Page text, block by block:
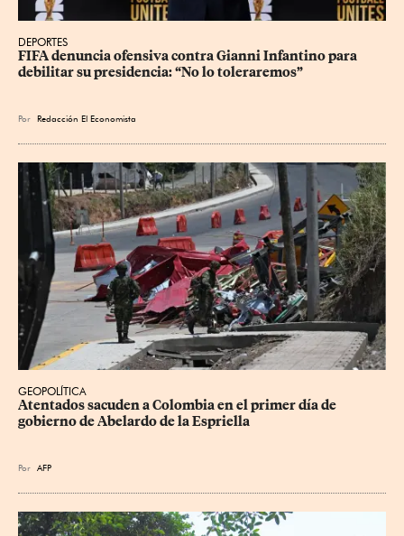
DEPORTES
FIFA denuncia ofensiva contra Gianni Infantino para
debilitar su presidencia: “No lo toleraremos”
Por Redacción El Economista
GEOPOLÍTICA
Atentados sacuden a Colombia en el primer día de
gobierno de Abelardo de la Espriella
Por AFP